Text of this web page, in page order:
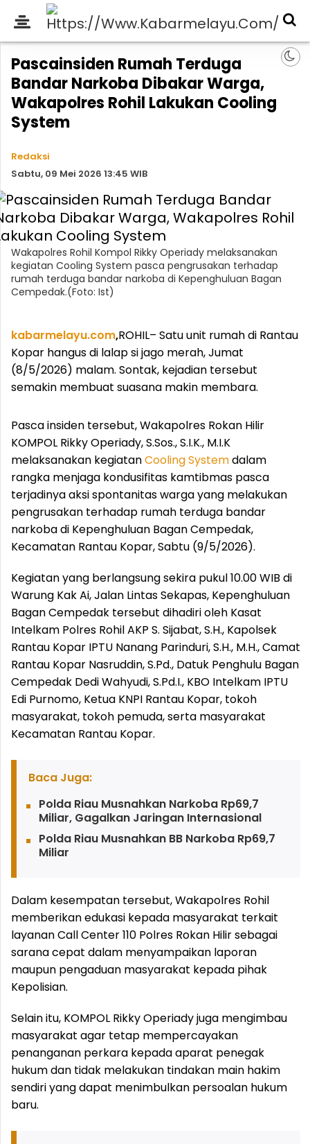
Pascainsiden Rumah Terduga
Bandar Narkoba Dibakar Warga,
Wakapolres Rohil Lakukan Cooling
System
Redaksi
Sabtu, 09 Mei 2026 13:45 WIB
Wakapolres Rohil Kompol Rikky Operiady melaksanakan
kegiatan Cooling System pasca pengrusakan terhadap
rumah terduga bandar narkoba di Kepenghuluan Bagan
Cempedak.(Foto: Ist)
kabarmelayu.com,ROHIL– Satu unit rumah di Rantau
Kopar hangus di lalap si jago merah, Jumat
(8/5/2026) malam. Sontak, kejadian tersebut
semakin membuat suasana makin membara.
Pasca insiden tersebut, Wakapolres Rokan Hilir
KOMPOL Rikky Operiady, S.Sos., S.I.K., M.I.K
melaksanakan kegiatanCooling Systemdalam
rangka menjaga kondusifitas kamtibmas pasca
terjadinya aksi spontanitas warga yang melakukan
pengrusakan terhadap rumah terduga bandar
narkoba di Kepenghuluan Bagan Cempedak,
Kecamatan Rantau Kopar, Sabtu (9/5/2026).
Kegiatan yang berlangsung sekira pukul 10.00 WIB di
Warung Kak Ai, Jalan Lintas Sekapas, Kepenghuluan
Bagan Cempedak tersebut dihadiri oleh Kasat
Intelkam Polres Rohil AKP S. Sijabat, S.H., Kapolsek
Rantau Kopar IPTU Nanang Parinduri, S.H., M.H., Camat
Rantau Kopar Nasruddin, S.Pd., Datuk Penghulu Bagan
Cempedak Dedi Wahyudi, S.Pd.I., KBO Intelkam IPTU
Edi Purnomo, Ketua KNPI Rantau Kopar, tokoh
masyarakat, tokoh pemuda, serta masyarakat
Kecamatan Rantau Kopar.
Baca Juga:
Polda Riau Musnahkan Narkoba Rp69,7
Miliar, Gagalkan Jaringan Internasional
Polda Riau Musnahkan BB Narkoba Rp69,7
Miliar
Dalam kesempatan tersebut, Wakapolres Rohil
memberikan edukasi kepada masyarakat terkait
layanan Call Center 110 Polres Rokan Hilir sebagai
sarana cepat dalam menyampaikan laporan
maupun pengaduan masyarakat kepada pihak
Kepolisian.
Selain itu, KOMPOL Rikky Operiady juga mengimbau
masyarakat agar tetap mempercayakan
penanganan perkara kepada aparat penegak
hukum dan tidak melakukan tindakan main hakim
sendiri yang dapat menimbulkan persoalan hukum
baru.